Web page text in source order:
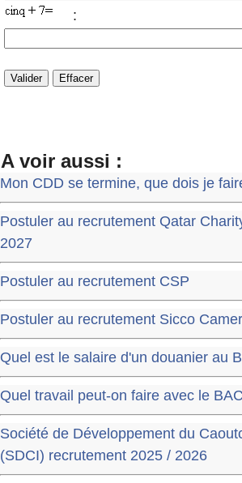
:
A voir aussi :
Mon CDD se termine, que dois je
Postuler au recrutement Qatar
2027
Postuler au recrutement CSP
Postuler au recrutement Sicco
Quel est le salaire d'un douanier au
Quel travail peut-on faire avec le
Société de Développement du
(SDCI) recrutement 2025 / 2026